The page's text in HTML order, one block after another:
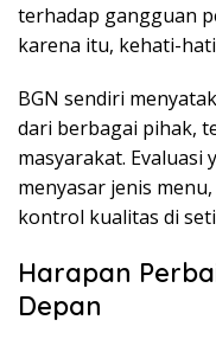
terhadap gangguan
karena itu, kehati-
BGN sendiri
dari berbagai pihak,
masyarakat. Evaluasi
menyasar jenis
kontrol kualitas di
Harapan
Depan